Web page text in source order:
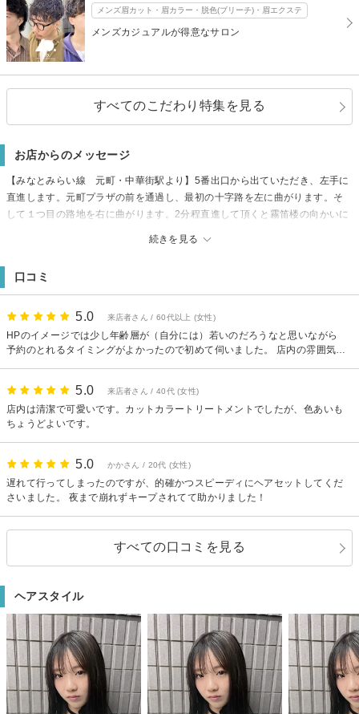
メンズ眉カット・眉カラー・脱色(ブリーチ)・眉エクステ
メンズカジュアルが得意なサロン
すべてのこだわり特集を見る
お店からのメッセージ
続きを見る
【みなとみらい線 元町・中華街駅より】5番出口から出ていただき、左手に
直進します。元町プラザの前を通過し、最初の十字路を左に曲がります。そ
して１つ目の路地を右に曲がります。2分程直進して頂くと霧笛楼の向かいに
から出ていただき、右の改札から出て左手に直進、そのまま交差点を過ぎ元
口コミ
5.0 来店者さん / 60代以上 (女性)
HPのイメージでは少し年齢層が（自分には）若いのだろうなと思いながら
予約のとれるタイミングがよかったので初めて伺いました。 店内の雰囲気、
てくださり、少し先のビジョンも２通りの提案をいただき満足。そのうちの
ひとつで長年躊躇していたカラーも次回お願いすることにいたしました。よ
ろしくお願いします☀️
5.0 来店者さん / 40代 (女性)
店内は清潔で可愛いです。カットカラートリートメントでしたが、色あいも
ちょうどよいです。
5.0 かかさん / 20代 (女性)
遅れて行ってしまったのですが、的確かつスピーディにヘアセットしてくだ
さいました。 夜まで崩れずキープされてて助かりました！
すべての口コミを見る
ヘアスタイル